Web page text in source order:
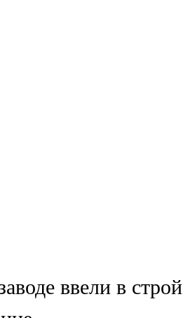
ввели в строй